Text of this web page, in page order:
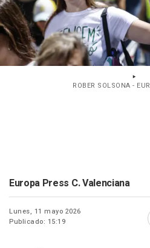
ROBER SOLSONA -
Europa Press C. Valenciana
Lunes, 11 mayo 2026
Publicado: 15:19